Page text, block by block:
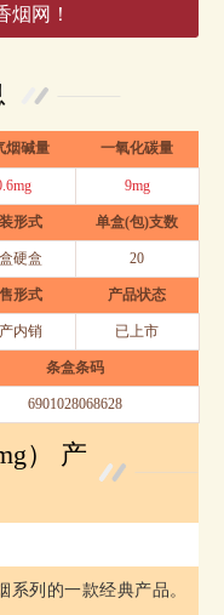
烟网！
烟碱量 一氧化碳量
9mg
形式 单盒(包)支数
硬盒 20
形式 产品状态
内销 已上市
条盒条码
6901028068628
） 产
系列的一款经典产品。